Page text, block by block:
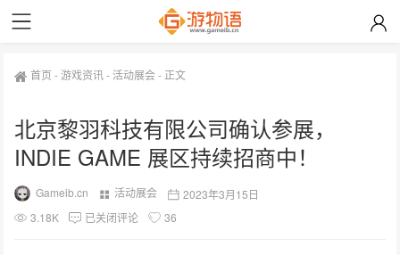
首页 -游戏资讯-活动展会- 正文
北京黎羽科技有限公司确认参展，
INDIE GAME 展区持续招商中！
Gameib.cn 活动展会
2023年3月15日
3.18K
已关闭评论 36